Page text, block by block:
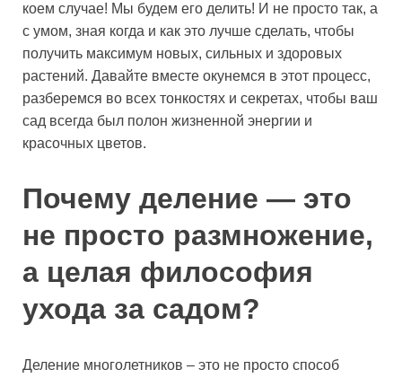
коем случае! Мы будем его делить! И не просто так, а
с умом, зная когда и как это лучше сделать, чтобы
получить максимум новых, сильных и здоровых
растений. Давайте вместе окунемся в этот процесс,
разберемся во всех тонкостях и секретах, чтобы ваш
сад всегда был полон жизненной энергии и
красочных цветов.
Почему деление — это
не просто размножение,
а целая философия
ухода за садом?
Деление многолетников – это не просто способ